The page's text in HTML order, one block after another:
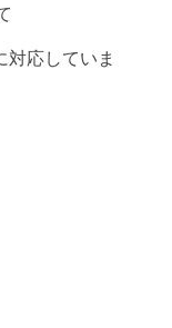
対応していま